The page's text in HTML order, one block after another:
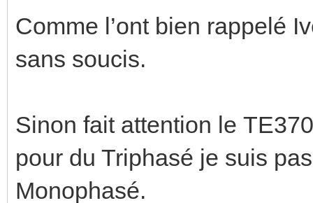
Comme l’ont bien rappelé
sans soucis.
Sinon fait attention le
pour du Triphasé je suis
Monophasé.